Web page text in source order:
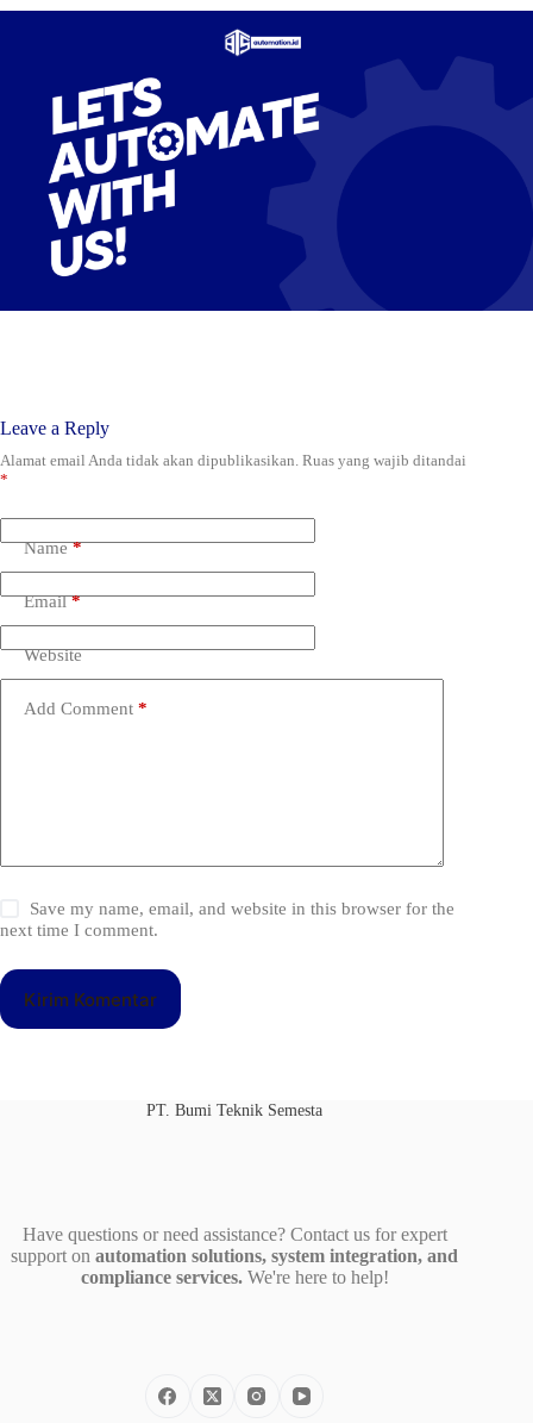
Leave a Reply
Alamat email Anda tidak akan dipublikasikan. Ruas yang wajib ditandai
*
Name*
Email*
Website
Add Comment *
Save my name, email, and website in this browser for the
next time I comment.
Kirim Komentar
PT. Bumi Teknik Semesta
Have questions or need assistance? Contact us for expert
support onautomation solutions, system integration, and
compliance services.We're here to help!